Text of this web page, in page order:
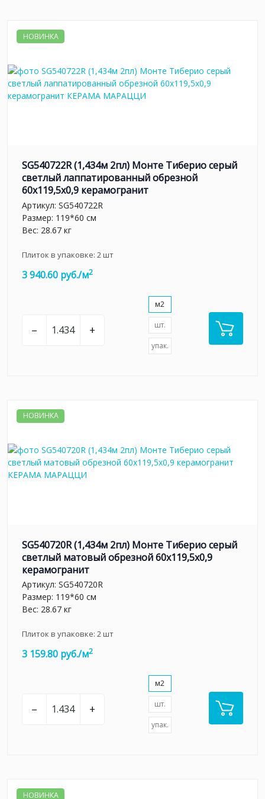
НОВИНКА
SG540722R (1,434м 2пл) Монте Тиберио серый
светлый лаппатированный обрезной
60x119,5x0,9 керамогранит
Артикул: SG540722R
Размер: 119*60 см
Вес: 28.67 кг
Плиток в упаковке: 2шт
3 940.60 руб./м2
– +
м2
шт.
упак.
НОВИНКА
SG540720R (1,434м 2пл) Монте Тиберио серый
светлый матовый обрезной 60x119,5x0,9
керамогранит
Артикул: SG540720R
Размер: 119*60 см
Вес: 28.67 кг
Плиток в упаковке: 2шт
3 159.80 руб./м2
– +
м2
шт.
упак.
НОВИНКА